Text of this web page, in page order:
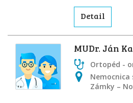
Detail
MUDr. Ján
Ortopéd -
Nemocnica
Zámky –